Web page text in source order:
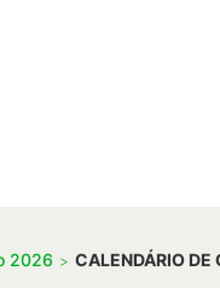
2026 CALENDÁRIO DE